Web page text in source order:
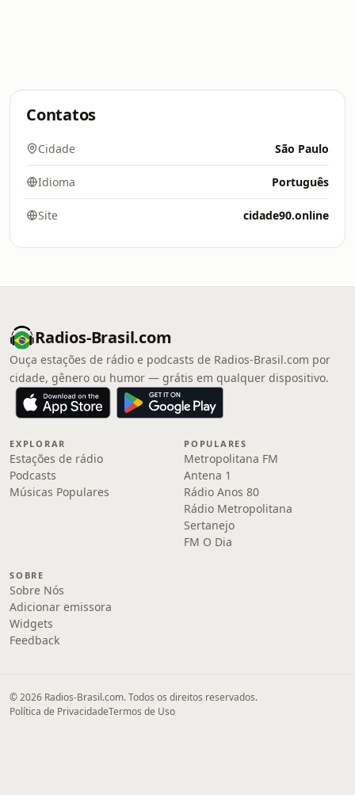
Contatos
Cidade São Paulo
Idioma Português
Site cidade90.online
Radios-Brasil.com
Ouça estações de rádio e podcasts de Radios-Brasil.com por
cidade, gênero ou humor — grátis em qualquer dispositivo.
EXPLORAR
Estações de rádio
Podcasts
Músicas Populares
POPULARES
Metropolitana FM
Antena 1
Rádio Anos 80
Rádio Metropolitana
Sertanejo
FM O Dia
SOBRE
Sobre Nós
Adicionar emissora
Widgets
Feedback
© 2026 Radios-Brasil.com. Todos os direitos reservados.
Política de PrivacidadeTermos de Uso